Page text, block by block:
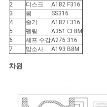
2
디스크
A182 F316
3
봄
SS316
4
줄기
A182 F316
5
펠링
A351 CF8M
6
셰프 수갑A276 316
7
맙소사 A193 B8M
차원